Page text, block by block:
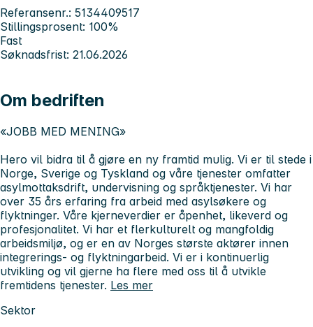
Referansenr.: 5134409517
Stillingsprosent: 100%
Fast
Søknadsfrist: 21.06.2026
Om bedriften
«JOBB MED MENING»
Hero vil bidra til å gjøre en ny framtid mulig. Vi er til stede i
Norge, Sverige og Tyskland og våre tjenester omfatter
asylmottaksdrift, undervisning og språktjenester. Vi har
over 35 års erfaring fra arbeid med asylsøkere og
flyktninger. Våre kjerneverdier er åpenhet, likeverd og
profesjonalitet. Vi har et flerkulturelt og mangfoldig
arbeidsmiljø, og er en av Norges største aktører innen
integrerings- og flyktningarbeid. Vi er i kontinuerlig
utvikling og vil gjerne ha flere med oss til å utvikle
fremtidens tjenester. Les mer
Sektor